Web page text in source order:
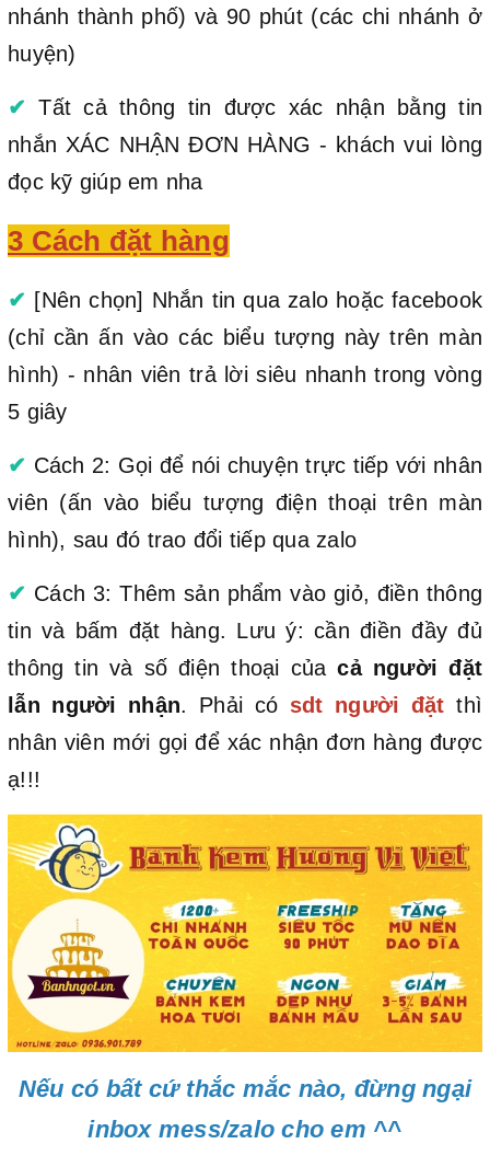
nhánh thành phố) và 90 phút (các chi nhánh ở
huyện)
✔ Tất cả thông tin được xác nhận bằng tin
nhắn XÁC NHẬN ĐƠN HÀNG - khách vui lòng
đọc kỹ giúp em nha
3 Cách đặt hàng
✔ [Nên chọn] Nhắn tin qua zalo hoặc facebook
(chỉ cần ấn vào các biểu tượng này trên màn
hình) - nhân viên trả lời siêu nhanh trong vòng
5 giây
✔ Cách 2: Gọi để nói chuyện trực tiếp với nhân
viên (ấn vào biểu tượng điện thoại trên màn
hình), sau đó trao đổi tiếp qua zalo
✔ Cách 3: Thêm sản phẩm vào giỏ, điền thông
tin và bấm đặt hàng. Lưu ý: cần điền đầy đủ
thông tin và số điện thoại củacả người đặt
lẫn người nhận. Phải có sdt người đặt thì
nhân viên mới gọi để xác nhận đơn hàng được
ạ!!!
Nếu có bất cứ thắc mắc nào, đừng ngại
inbox mess/zalo cho em ^^